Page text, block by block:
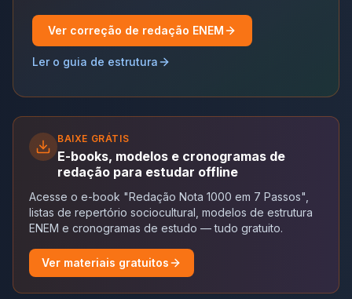
Ver correção de redação ENEM
Ler o guia de estrutura
BAIXE GRÁTIS
E-books, modelos e cronogramas de
redação para estudar offline
Acesse o e-book "Redação Nota 1000 em 7 Passos",
listas de repertório sociocultural, modelos de estrutura
ENEM e cronogramas de estudo — tudo gratuito.
Ver materiais gratuitos